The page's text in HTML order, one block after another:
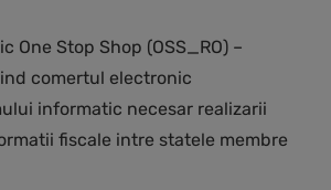
One Stop Shop (OSS_RO) –
comertul electronic
informatic necesar realizarii
fiscale intre statele membre